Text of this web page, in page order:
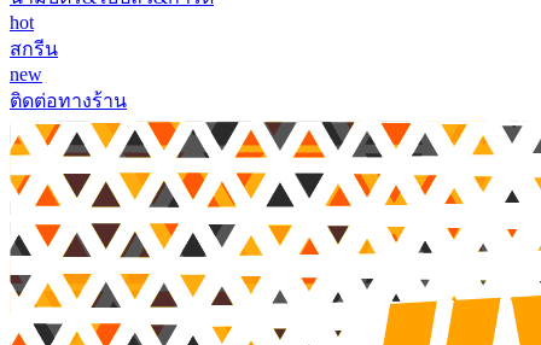
hot
สกรีน
new
ติดต่อทางร้าน